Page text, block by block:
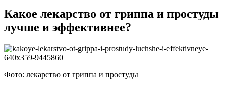
Какое лекарство от гриппа и простуды
лучше и эффективнее?
Фото: лекарство от гриппа и простуды